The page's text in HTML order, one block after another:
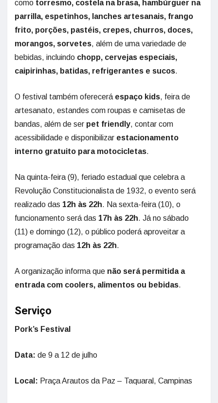
como torresmo, costela na brasa, hambúrguer na
parrilla, espetinhos, lanches artesanais, frango
frito, porções, pastéis, crepes, churros, doces,
morangos, sorvetes, além de uma variedade de
bebidas, incluindo chopp, cervejas especiais,
caipirinhas, batidas, refrigerantes e sucos.
O festival também oferecerá espaço kids, feira de
artesanato, estandes com roupas e camisetas de
bandas, além de ser pet friendly, contar com
acessibilidade e disponibilizar estacionamento
interno gratuito para motocicletas.
Na quinta-feira (9), feriado estadual que celebra a
Revolução Constitucionalista de 1932, o evento será
realizado das 12h às 22h. Na sexta-feira (10), o
funcionamento será das 17h às 22h. Já no sábado
(11) e domingo (12), o público poderá aproveitar a
programação das 12h às 22h.
A organização informa que não será permitida a
entrada com coolers, alimentos ou bebidas.
Serviço
Pork’s Festival
Data: de 9 a 12 de julho
Local: Praça Arautos da Paz – Taquaral, Campinas